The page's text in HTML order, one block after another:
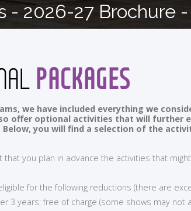
- 2026-27 Brochure -
PACKAGES
we have included everything we
offer optional activities that will further
Below, you will find a selection of the
that you plan in advance the activities that
for the following reductions (there are
3 years: free of charge (some shows may not